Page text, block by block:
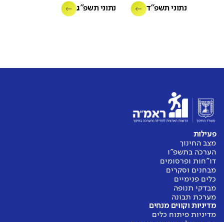
נתוני תשפ"ד נתוני תשפ"ג
פעילות
מצב החינוך
הערכה בתשפ"ו
דו"חות ופרסומים
מבחנים וסקרים
כלים פנימיים
מבדקי תנופה
מערכת תבונה
מדיניות וקווים מנחים
מדיניות פיתוח כלים